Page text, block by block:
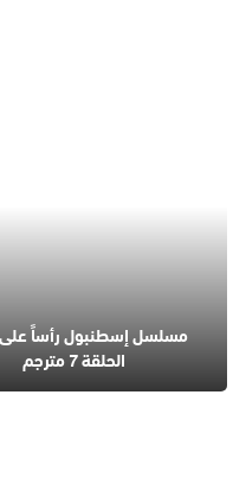
مسلسل إسطنبول رأساً
الحلقة 7 مترجم